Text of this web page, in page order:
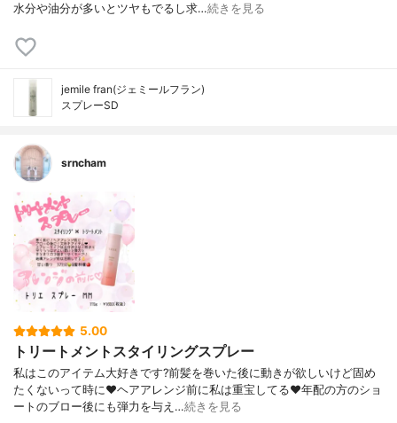
水分や油分が多いとツヤもでるし求…続きを見る
jemile fran(ジェミールフラン)
スプレーSD
srncham
5.00
トリートメントスタイリングスプレー
私はこのアイテム大好きです?前髪を巻いた後に動きが欲しいけど固め
たくないって時に❤︎ヘアアレンジ前に私は重宝してる❤︎年配の方のショ
ートのブロー後にも弾力を与え…続きを見る